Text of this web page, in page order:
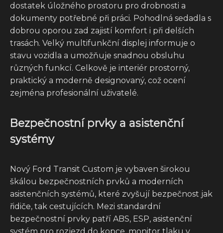
dostatek úložného prostoru pro drobnosti a
dokumenty potřebné při práci. Pohodlná sedadla s
dobrou oporou zad zajistí komfort i při delších
trasách. Velký multifunkční displej informuje o
stavu vozidla a umožňuje snadnou obsluhu
různých funkcí. Celkově je interiér prostorný,
praktický a moderně designovaný, což ocení
zejména profesionální uživatelé.
Bezpečnostní prvky a asistenční
systémy
Nový Ford Transit Custom je vybaven širokou
škálou bezpečnostních prvků a moderních
asistenčních systémů, které zvyšují bezpečnost jak
řidiče, tak cestujících. Mezi standardní
bezpečnostní prvky patří ABS, ESP, asistenční